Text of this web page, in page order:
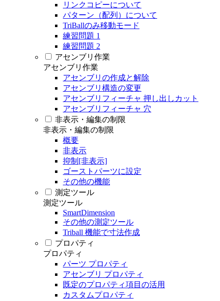
リンクコピーについて
パターン（配列）について
TriBallのみ移動モード
練習問題 1
練習問題 2
アセンブリ作業
アセンブリ作業
アセンブリの作成と解除
アセンブリ構造の変更
アセンブリフィーチャ 押し出しカット
アセンブリフィーチャ 穴
非表示・編集の制限
非表示・編集の制限
概要
非表示
抑制[非表示]
ゴーストパーツに設定
その他の機能
測定ツール
測定ツール
SmartDimension
その他の測定ツール
Triball 機能で寸法作成
プロパティ
プロパティ
パーツ プロパティ
アセンブリ プロパティ
既定のプロパティ項目の活用
カスタムプロパティ